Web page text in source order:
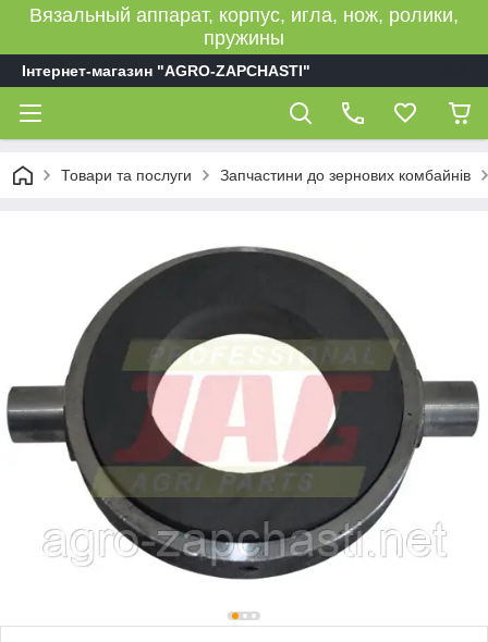
Вязальный аппарат, корпус, игла, нож, ролики,
пружины
Інтернет-магазин "AGRO-ZAPCHASTI"
Товари та послуги Запчастини до зернових комбайнів